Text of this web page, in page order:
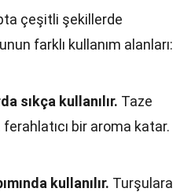
çeşitli şekillerde
farklı kullanım alanları:
sıkça kullanılır. Taze
bir aroma katar.
kullanılır. Turşulara